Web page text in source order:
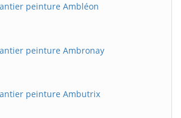
peinture Ambléon
peinture Ambronay
peinture Ambutrix